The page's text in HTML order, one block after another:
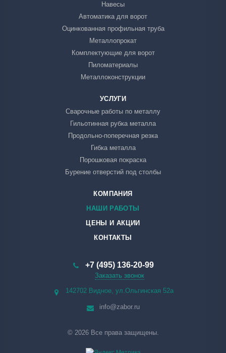
Навесы
Автоматика для ворот
Оцинкованная профильная труба
Металлопрокат
Комплектующие для ворот
Пиломатериалы
Металлоконструкции
УСЛУГИ
Сварочные работы по металлу
Гильотинная рубка металла
Продольно-поперечная резка
Гибка металла
Порошковая покраска
Бурение отверстий под столбы
КОМПАНИЯ
НАШИ РАБОТЫ
ЦЕНЫ И АКЦИИ
КОНТАКТЫ
+7 (495) 136-20-99
Заказать звонок
142702 Видное, ул.Ольгинская 52а
info@zabor.ru
© 2026 Все права защищены.